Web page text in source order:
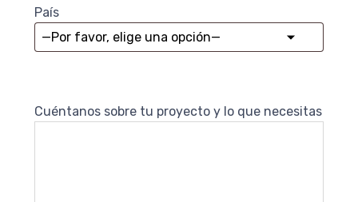
País
Cuéntanos sobre tu proyecto y lo que necesitas